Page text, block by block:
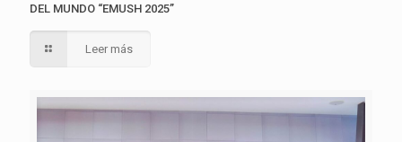
DEL MUNDO “EMUSH 2025”
Leer más